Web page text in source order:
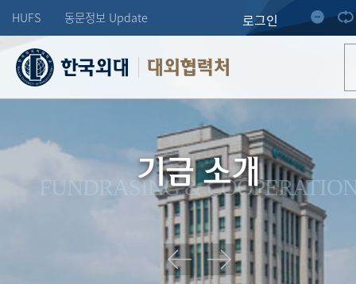
HUFS 동문정보 Update 로그인
대외협력처
기금 소개
FUNDRASING &